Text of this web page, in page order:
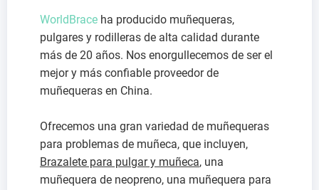
WorldBrace ha producido muñequeras,
pulgares y rodilleras de alta calidad durante
más de 20 años. Nos enorgullecemos de ser el
mejor y más confiable proveedor de
muñequeras en China.
Ofrecemos una gran variedad de muñequeras
para problemas de muñeca, que incluyen,
Brazalete para pulgar y muñeca, una
muñequera de neopreno, una muñequera para